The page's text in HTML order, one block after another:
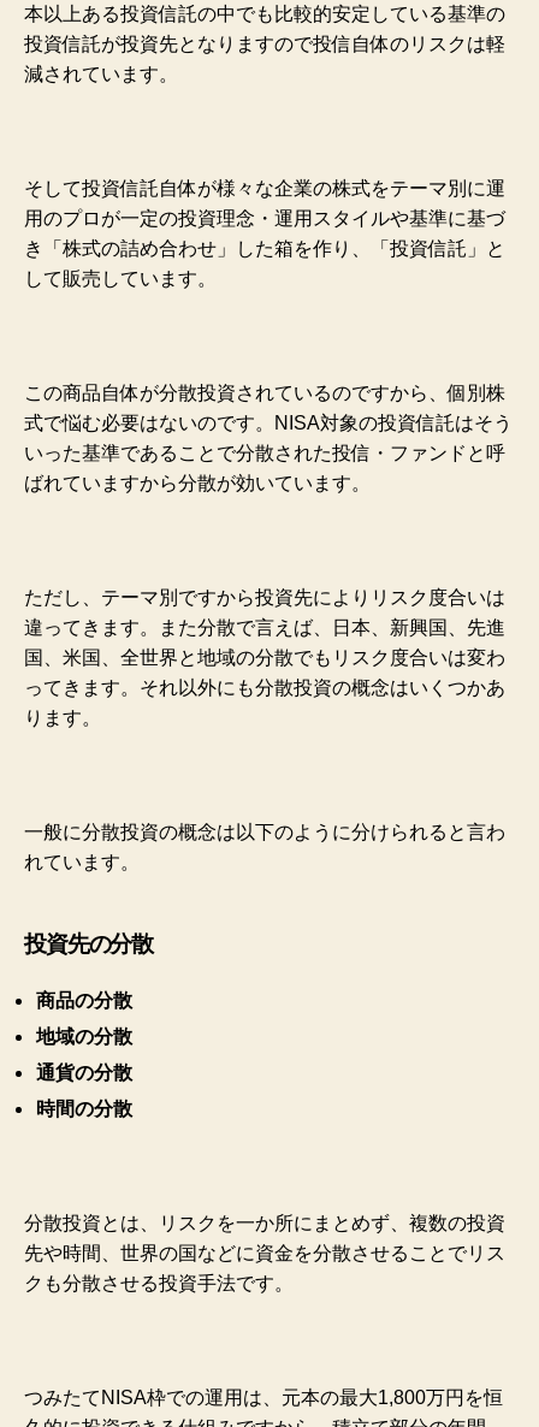
本以上ある投資信託の中でも比較的安定している基準の
投資信託が投資先となりますので投信自体のリスクは軽
減されています。
そして投資信託自体が様々な企業の株式をテーマ別に運
用のプロが一定の投資理念・運用スタイルや基準に基づ
き「株式の詰め合わせ」した箱を作り、「投資信託」と
して販売しています。
この商品自体が分散投資されているのですから、個別株
式で悩む必要はないのです。NISA対象の投資信託はそう
いった基準であることで分散された投信・ファンドと呼
ばれていますから分散が効いています。
ただし、テーマ別ですから投資先によりリスク度合いは
違ってきます。また分散で言えば、日本、新興国、先進
国、米国、全世界と地域の分散でもリスク度合いは変わ
ってきます。それ以外にも分散投資の概念はいくつかあ
ります。
一般に分散投資の概念は以下のように分けられると言わ
れています。
投資先の分散
商品の分散
地域の分散
通貨の分散
時間の分散
分散投資とは、リスクを一か所にまとめず、複数の投資
先や時間、世界の国などに資金を分散させることでリス
クも分散させる投資手法です。
つみたてNISA枠での運用は、元本の最大1,800万円を恒